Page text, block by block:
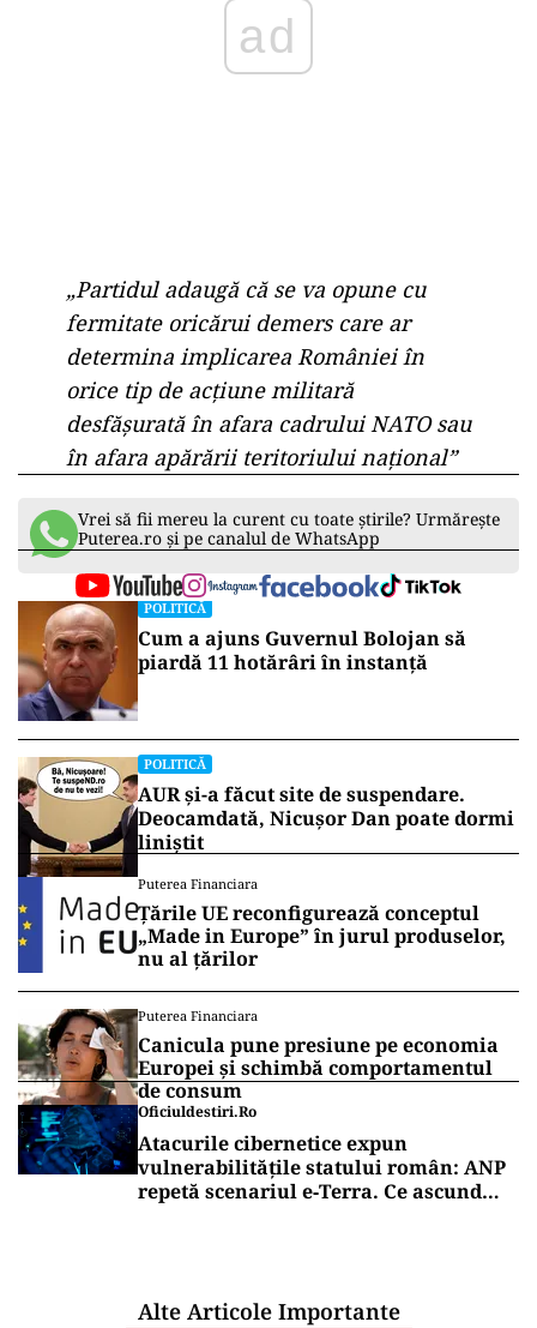
ad
„Partidul adaugă că se va opune cu
fermitate oricărui demers care ar
determina implicarea Românieiîn
orice tip de acțiunemilitară
desfășuratăîn afara cadruluiNATOsau
în afara apărării teritoriuluinațional”
Vrei să fii mereu la curent cu toate știrile? Urmărește
Puterea.ro și pe canalul de WhatsApp
POLITICĂ
Cum a ajuns Guvernul Bolojan să
piardă 11 hotărâri în instanță
POLITICĂ
AUR și-a făcut site de suspendare.
Deocamdată, Nicușor Dan poate dormi
liniștit
Puterea Financiara
Țările UE reconfigurează conceptul
„Made in Europe” în jurul produselor,
nu al țărilor
Puterea Financiara
Canicula pune presiune pe economia
Europei și schimbă comportamentul
de consum
Oficiuldestiri.ro
Atacurile cibernetice expun
vulnerabilitățile statului român: ANP
repetă scenariul e‑Terra. Ce ascund
Alte Articole Importante